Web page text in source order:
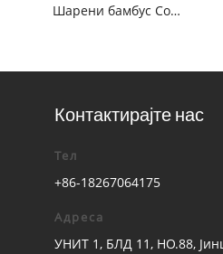
Шарени бамбус Сомбреро
Контактирајте нас
Тел
+86-18267064175
Адреса
УНИТ 1, БЛД 11, НО.88,